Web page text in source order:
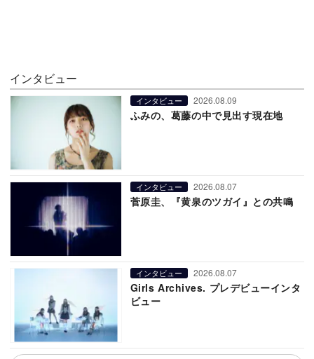
インタビュー
インタビュー 2026.08.09
ふみの、葛藤の中で見出す現在地
インタビュー 2026.08.07
菅原圭、『黄泉のツガイ』との共鳴
インタビュー 2026.08.07
Girls Archives. プレデビューインタ
ビュー